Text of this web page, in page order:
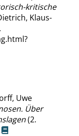
kritische
Klaus-
Uwe
Über
(2.